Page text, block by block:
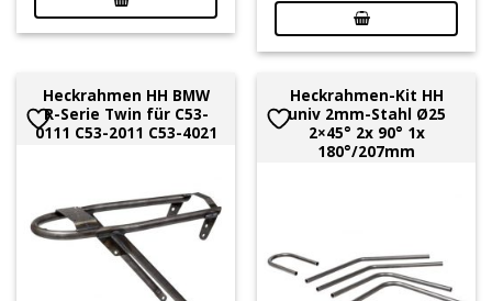
Heckrahmen HH BMW
R-Serie Twin für C53-
0111 C53-2011 C53-4021
Heckrahmen-Kit HH
univ 2mm-Stahl Ø25
2×45° 2x 90° 1x
180°/207mm